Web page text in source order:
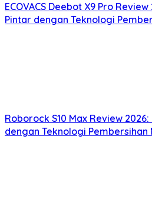
ECOVACS Deebot X9 Pro
Pintar dengan Teknologi
Roborock S10 Max Review
dengan Teknologi Pembersihan